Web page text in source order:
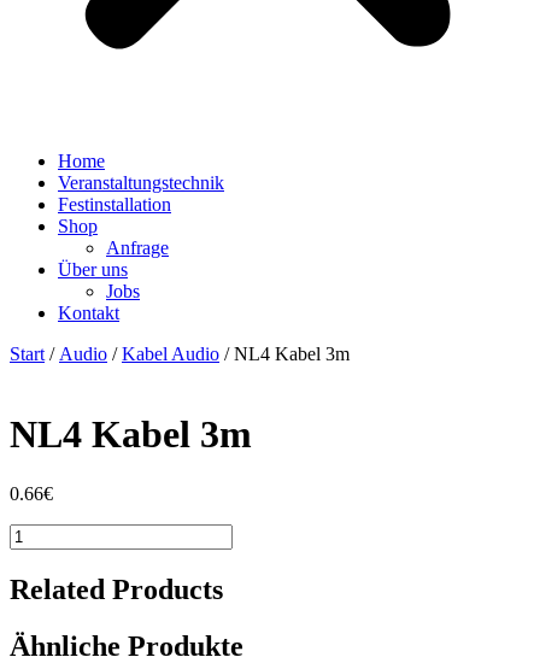
Home
Veranstaltungstechnik
Festinstallation
Shop
Anfrage
Über uns
Jobs
Kontakt
Start / Audio /Kabel Audio / NL4 Kabel 3m
NL4 Kabel 3m
0.66€
NL4
Kabel
3m
Menge
Related Products
Ähnliche Produkte